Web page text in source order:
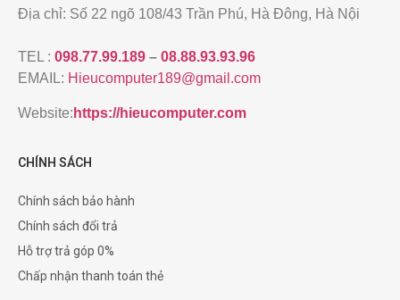
Địa chỉ: Số 22 ngõ 108/43 Trần Phú, Hà Đông, Hà Nội
TEL : 098.77.99.189 – 08.88.93.93.96
EMAIL: Hieucomputer189@gmail.com
Website: https://hieucomputer.com
CHÍNH SÁCH
Chính sách bảo hành
Chính sách đổi trả
Hỗ trợ trả góp 0%
Chấp nhận thanh toán thẻ